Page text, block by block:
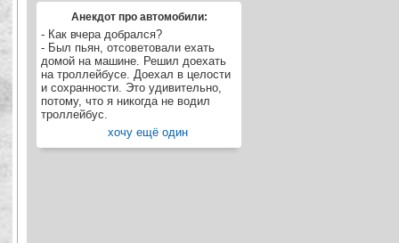
Анекдот про автомобили:
- Как вчера добрался?
- Был пьян, отсоветовали ехать
домой на машине. Решил доехать
на троллейбусе. Доехал в целости
и сохранности. Это удивительно,
потому, что я никогда не водил
троллейбус.
хочу ещё один